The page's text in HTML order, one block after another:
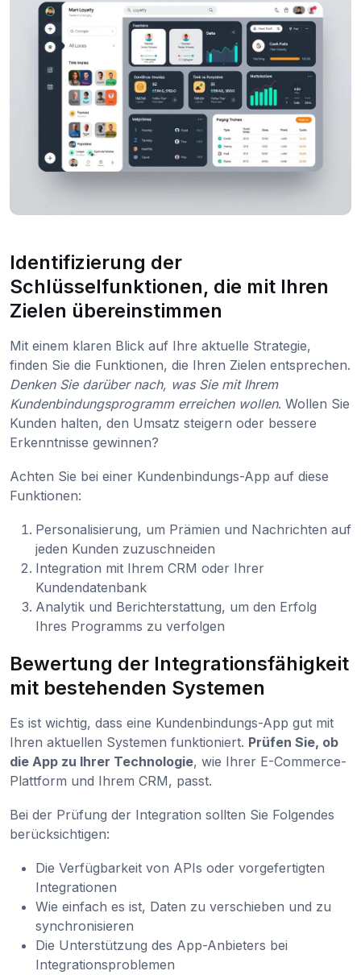
Identifizierung der
Schlüsselfunktionen, die mit Ihren
Zielen übereinstimmen
Mit einem klaren Blick auf Ihre aktuelle Strategie,
finden Sie die Funktionen, die Ihren Zielen entsprechen.
Denken Sie darüber nach, was Sie mit Ihrem
Kundenbindungsprogramm erreichen wollen. Wollen Sie
Kunden halten, den Umsatz steigern oder bessere
Erkenntnisse gewinnen?
Achten Sie bei einer Kundenbindungs-App auf diese
Funktionen:
Personalisierung, um Prämien und Nachrichten auf
jeden Kunden zuzuschneiden
Integration mit Ihrem CRM oder Ihrer
Kundendatenbank
Analytik und Berichterstattung, um den Erfolg
Ihres Programms zu verfolgen
Bewertung der Integrationsfähigkeit
mit bestehenden Systemen
Es ist wichtig, dass eine Kundenbindungs-App gut mit
Ihren aktuellen Systemen funktioniert. Prüfen Sie, ob
die App zu Ihrer Technologie, wie Ihrer E-Commerce-
Plattform und Ihrem CRM, passt.
Bei der Prüfung der Integration sollten Sie Folgendes
berücksichtigen:
Die Verfügbarkeit von APIs oder vorgefertigten
Integrationen
Wie einfach es ist, Daten zu verschieben und zu
synchronisieren
Die Unterstützung des App-Anbieters bei
Integrationsproblemen